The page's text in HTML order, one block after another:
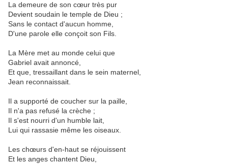
La demeure de son cœur très pur
Devient soudain le temple de Dieu ;
Sans le contact d'aucun homme,
D'une parole elle conçoit son Fils.
La Mère met au monde celui que
Gabriel avait annoncé,
Et que, tressaillant dans le sein maternel,
Jean reconnaissait.
Il a supporté de coucher sur la paille,
Il n'a pas refusé la crèche ;
Il s'est nourri d'un humble lait,
Lui qui rassasie même les oiseaux.
Les chœurs d'en-haut se réjouissent
Et les anges chantent Dieu,